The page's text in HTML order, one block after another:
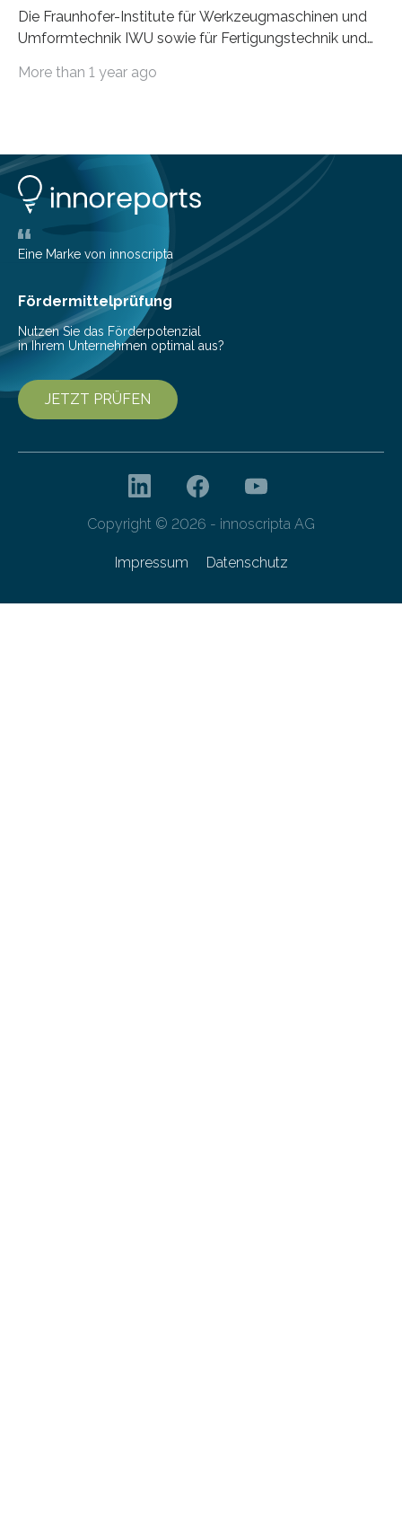
Die Fraunhofer-Institute für Werkzeugmaschinen und
Umformtechnik IWU sowie für Fertigungstechnik und
Durchbruch in der Materialforschung erzielt: Der
partikelgefüllten Hohlkugeln erreicht HoverLIGHT einen
bisher unerreichten Eigenschaftsmix aus Leichtigkeit,
Steifigkeit und Schwingungsdämpfung. In einem
Gemeinschaftsprojekt mit einem Industriepartner
gelang nun erstmals der Nachweis, dass HoverLIGHT
bei Serienmaschinen Schwingungen um den Faktor 3
besser dämpft. Und das bei einer Gewichtseinsparung
von 20…
More than 1 year ago
Eine Marke von innoscripta
Fördermittelprüfung
Nutzen Sie das Förderpotenzial
in Ihrem Unternehmen optimal aus?
JETZT PRÜFEN
Copyright © 2026 - innoscripta AG
Impressum Datenschutz